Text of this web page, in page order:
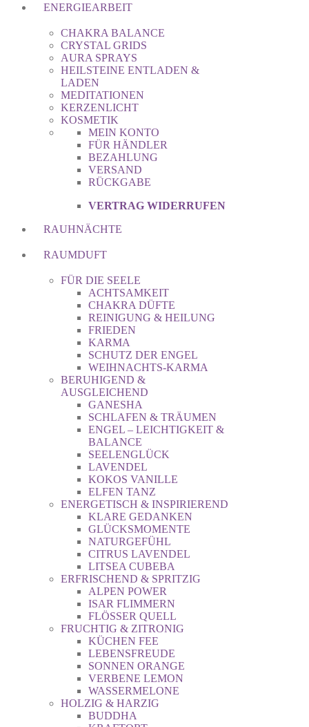
ENERGIEARBEIT
CHAKRA BALANCE
CRYSTAL GRIDS
AURA SPRAYS
HEILSTEINE ENTLADEN &
LADEN
MEDITATIONEN
KERZENLICHT
KOSMETIK
MEIN KONTO
FÜR HÄNDLER
BEZAHLUNG
VERSAND
RÜCKGABE
VERTRAG WIDERRUFEN
RAUHNÄCHTE
RAUMDUFT
FÜR DIE SEELE
ACHTSAMKEIT
CHAKRA DÜFTE
REINIGUNG & HEILUNG
FRIEDEN
KARMA
SCHUTZ DER ENGEL
WEIHNACHTS-KARMA
BERUHIGEND &
AUSGLEICHEND
GANESHA
SCHLAFEN & TRÄUMEN
ENGEL – LEICHTIGKEIT &
BALANCE
SEELENGLÜCK
LAVENDEL
KOKOS VANILLE
ELFEN TANZ
ENERGETISCH & INSPIRIEREND
KLARE GEDANKEN
GLÜCKSMOMENTE
NATURGEFÜHL
CITRUS LAVENDEL
LITSEA CUBEBA
ERFRISCHEND & SPRITZIG
ALPEN POWER
ISAR FLIMMERN
FLÖSSER QUELL
FRUCHTIG & ZITRONIG
KÜCHEN FEE
LEBENSFREUDE
SONNEN ORANGE
VERBENE LEMON
WASSERMELONE
HOLZIG & HARZIG
BUDDHA